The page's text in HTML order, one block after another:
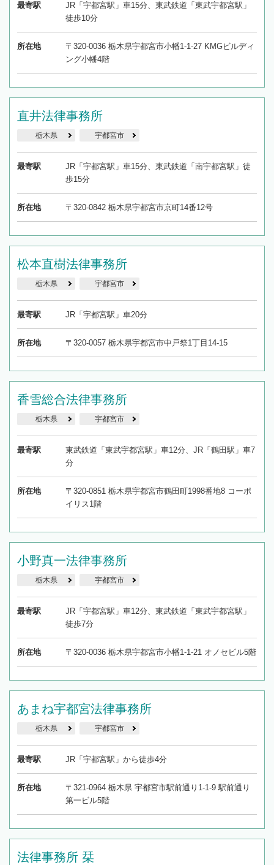
最寄駅
JR「宇都宮駅」車15分、東武鉄道「東武宇都宮駅」
徒歩10分
所在地
〒320-0036 栃木県宇都宮市小幡1-1-27 KMGビルディ
ング小幡4階
直井法律事務所
栃木県 宇都宮市
最寄駅
JR「宇都宮駅」車15分、東武鉄道「南宇都宮駅」徒
歩15分
所在地 〒320-0842 栃木県宇都宮市京町14番12号
松本直樹法律事務所
栃木県 宇都宮市
最寄駅 JR「宇都宮駅」車20分
所在地 〒320-0057 栃木県宇都宮市中戸祭1丁目14-15
香雪総合法律事務所
栃木県 宇都宮市
最寄駅
東武鉄道「東武宇都宮駅」車12分、JR「鶴田駅」車7
分
所在地
〒320-0851 栃木県宇都宮市鶴田町1998番地8 コーポ
イリス1階
小野真一法律事務所
栃木県 宇都宮市
最寄駅
JR「宇都宮駅」車12分、東武鉄道「東武宇都宮駅」
徒歩7分
所在地 〒320-0036 栃木県宇都宮市小幡1-1-21 オノセビル5階
あまね宇都宮法律事務所
栃木県 宇都宮市
最寄駅 JR「宇都宮駅」から徒歩4分
所在地
〒321-0964 栃木県 宇都宮市駅前通り1-1-9 駅前通り
第一ビル5階
法律事務所 栞